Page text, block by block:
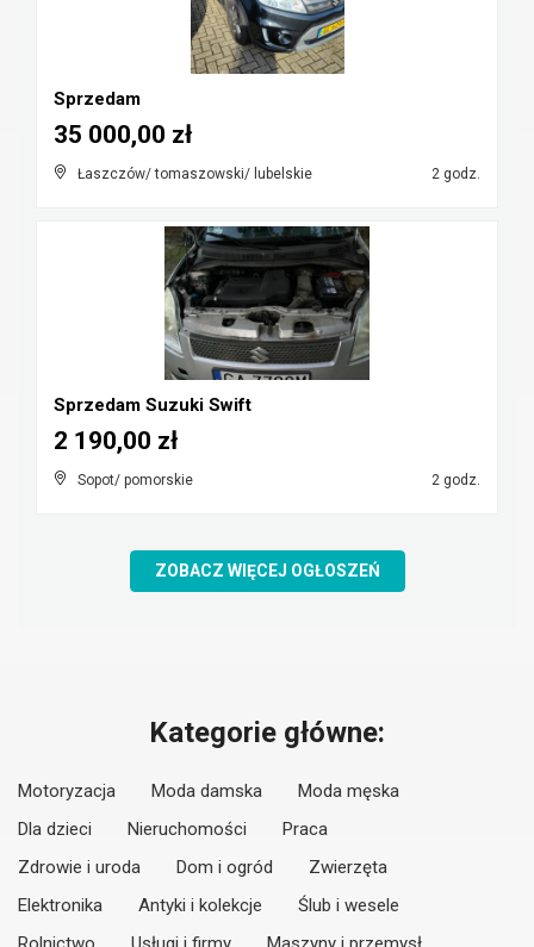
Sprzedam
Łaszczów/ tomaszowski/ lubelskie 2 godz.
35 000,00 zł
Sprzedam Suzuki Swift
Sopot/ pomorskie 2 godz.
2 190,00 zł
ZOBACZ WIĘCEJ OGŁOSZEŃ
Kategorie główne:
Motoryzacja Moda damska
Moda męska
Dla dzieci
Nieruchomości
Praca
Zdrowie i uroda
Dom i ogród
Zwierzęta
Elektronika
Antyki i kolekcje
Ślub i wesele